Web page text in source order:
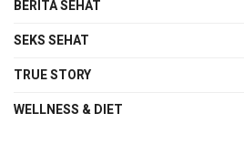
BERITA SEHAT
SEKS SEHAT
TRUE STORY
WELLNESS & DIET